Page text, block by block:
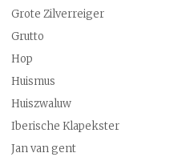
Grote Zilverreiger
Grutto
Hop
Huismus
Huiszwaluw
Iberische Klapekster
Jan van gent